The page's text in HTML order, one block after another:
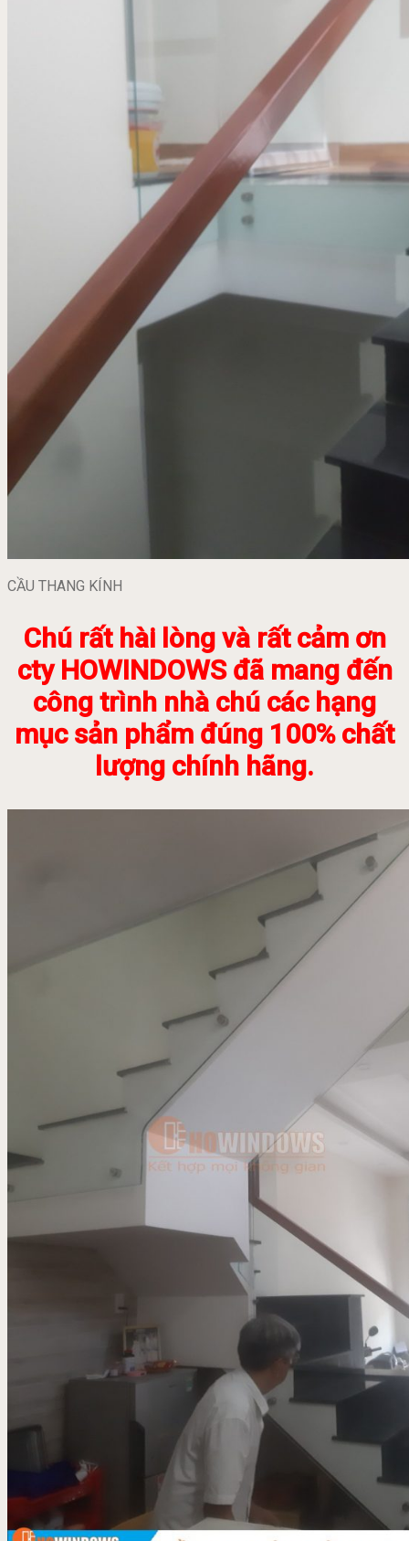
CẦU THANG KÍNH
Chú rất hài lòng và rất cảm ơn
cty HOWINDOWS đã mang đến
công trình nhà chú các hạng
mục sản phẩm đúng 100% chất
lượng chính hãng.